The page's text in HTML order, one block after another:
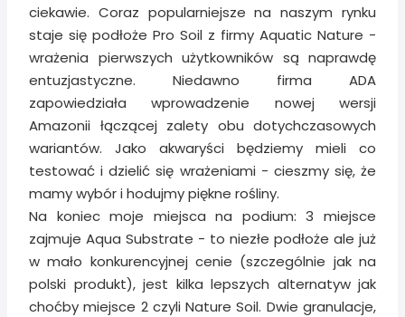
ciekawie. Coraz popularniejsze na naszym rynku
staje się podłoże Pro Soil z firmy Aquatic Nature -
wrażenia pierwszych użytkowników są naprawdę
entuzjastyczne. Niedawno firma ADA
zapowiedziała wprowadzenie nowej wersji
Amazonii łączącej zalety obu dotychczasowych
wariantów. Jako akwaryści będziemy mieli co
testować i dzielić się wrażeniami - cieszmy się, że
mamy wybór i hodujmy piękne rośliny.
Na koniec moje miejsca na podium: 3 miejsce
zajmuje Aqua Substrate - to niezłe podłoże ale już
w mało konkurencyjnej cenie (szczególnie jak na
polski produkt), jest kilka lepszych alternatyw jak
choćby miejsce 2 czyli Nature Soil. Dwie granulacje,